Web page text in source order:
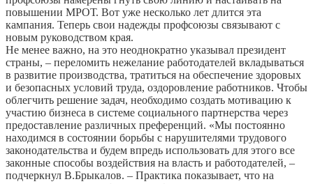
повышении МРОТ. Вот уже несколько лет длится эта
кампания. Теперь свои надежды профсоюзы связывают с
новым руководством края.
Не менее важно, на это неоднократно указывал президент
страны, – переломить нежелание работодателей вкладываться
в развитие производства, тратиться на обеспечение здоровых
и безопасных условий труда, оздоровление работников. Чтобы
облегчить решение задач, необходимо создать мотивацию к
участию бизнеса в системе социального партнерства через
предоставление различных преференций. «Мы постоянно
находимся в состоянии борьбы с нарушителями трудового
законодательства и будем впредь использовать для этого все
законные способы воздействия на власть и работодателей, –
подчеркнул В.Брыкалов. – Практика показывает, что на